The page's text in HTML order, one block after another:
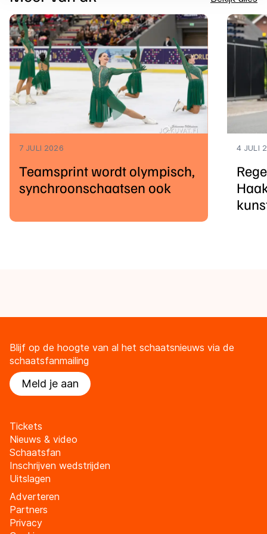
7 JULI 2026
Teamsprint wordt olympisch,
synchroonschaatsen ook
4 JULI
Blijf op de hoogte van al het schaatsnieuws via de
schaatsfanmailing
Meld je aan
Tickets
Nieuws & video
Schaatsfan
Inschrijven wedstrijden
Uitslagen
Adverteren
Partners
Privacy